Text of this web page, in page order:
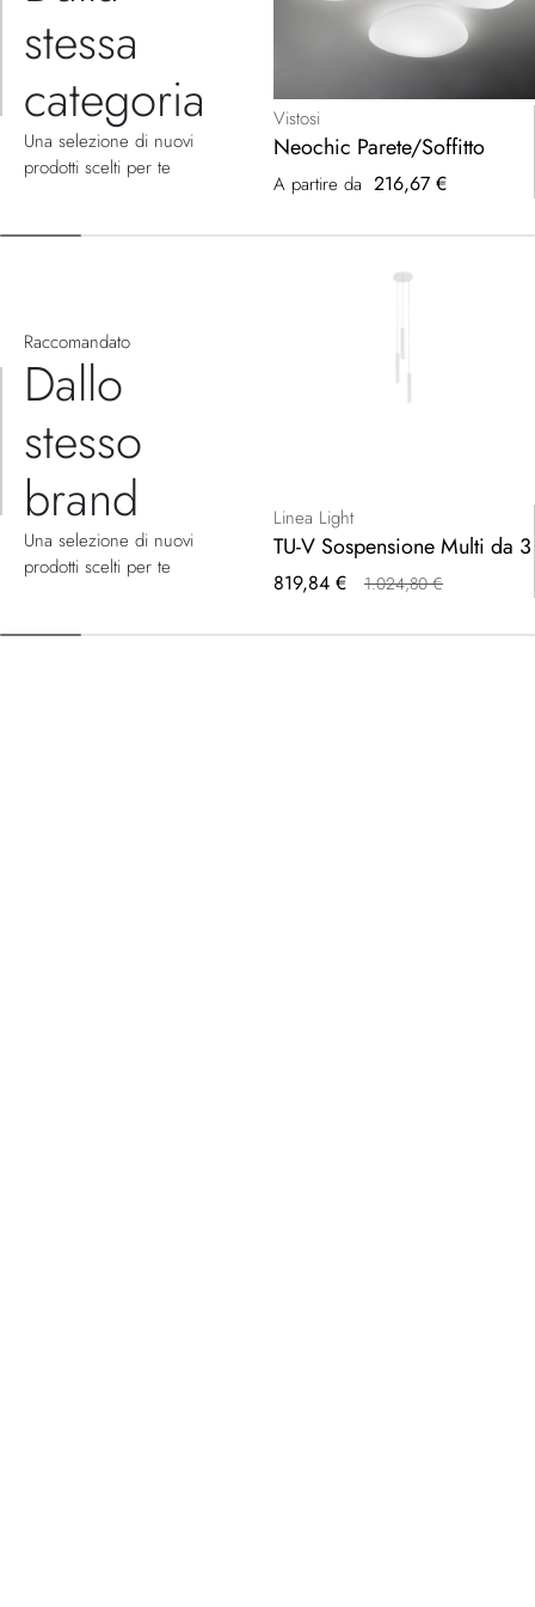
stessa
categoria
Una selezione di nuovi
prodotti scelti per te
Vistosi
Neochic Parete/Soffitto
A partire da 216,67 €
Raccomandato
Dallo
stesso
brand
Una selezione di nuovi
prodotti scelti per te
Linea Light
TU-V Sospensione Multi da 3
Prezzo
819,84 € 1.024,80 €